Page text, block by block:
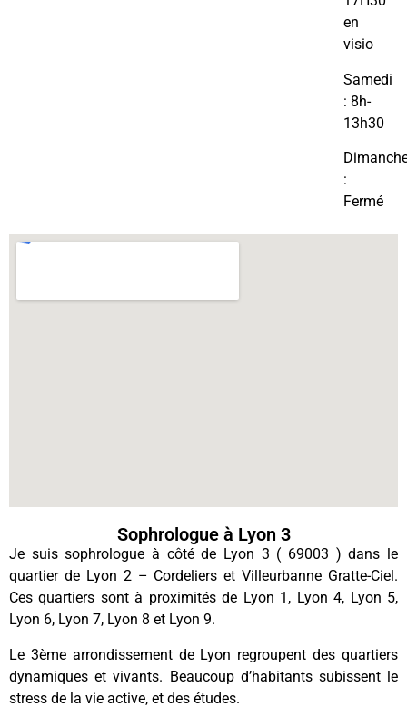
en
visio
Samedi
: 8h-
13h30
:
Fermé
Sophrologue à Lyon 3
Je suis sophrologue à côté de Lyon 3 ( 69003 ) dans le
quartier de Lyon 2 – Cordeliers et Villeurbanne Gratte-Ciel.
Ces quartiers sont à proximités de Lyon 1, Lyon 4, Lyon 5,
Lyon 6, Lyon 7, Lyon 8 et Lyon 9.
Le 3ème arrondissement de Lyon regroupent des quartiers
dynamiques et vivants. Beaucoup d’habitants subissent le
stress de la vie active, et des études.